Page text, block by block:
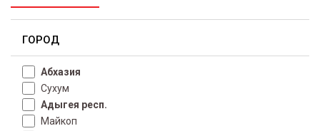
ГОРОД
Абхазия
Сухум
Адыгея респ.
Майкоп